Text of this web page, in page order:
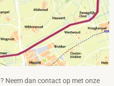
Neem dan contact op met onze